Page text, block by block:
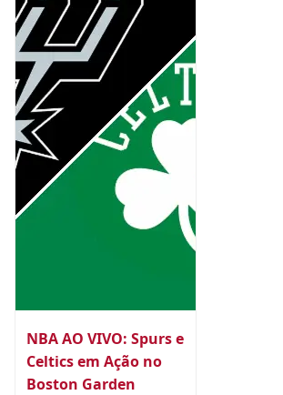
NBA AO VIVO: Spurs e
Celtics em Ação no
Boston Garden